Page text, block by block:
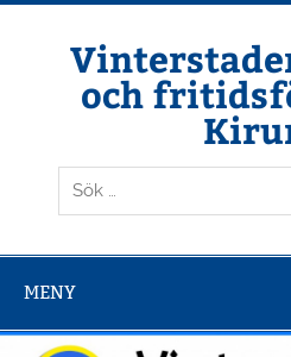
Hoppa
och
Din ljuslykta i vintermörkret
MENY